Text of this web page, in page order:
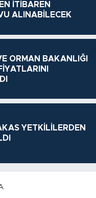
İTİBAREN
ALINABİLECEK
ORMAN BAKANLIĞI
YETKİLİLERDEN